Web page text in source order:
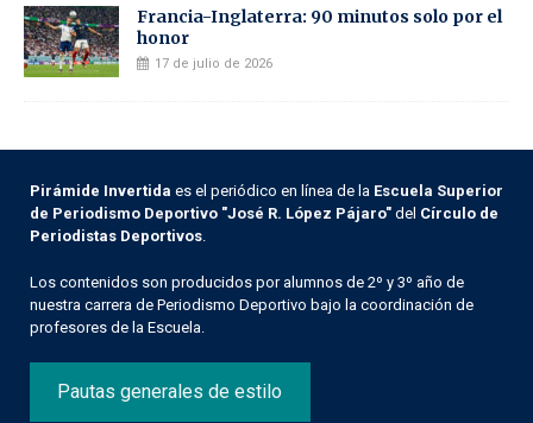
Francia-Inglaterra: 90 minutos solo por el
honor
17 de julio de 2026
Pirámide Invertida es el periódico en línea de la Escuela Superior
de Periodismo Deportivo "José R. López Pájaro" del Círculo de
Periodistas Deportivos.
Los contenidos son producidos por alumnos de 2º y 3º año de
nuestra carrera de Periodismo Deportivo bajo la coordinación de
profesores de la Escuela.
Pautas generales de estilo